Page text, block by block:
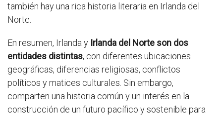
también hay una rica historia literaria en Irlanda del
Norte.
En resumen, Irlanda y Irlanda del Norte son dos
entidades distintas, con diferentes ubicaciones
geográficas, diferencias religiosas, conflictos
políticos y matices culturales. Sin embargo,
comparten una historia común y un interés en la
construcción de un futuro pacífico y sostenible para